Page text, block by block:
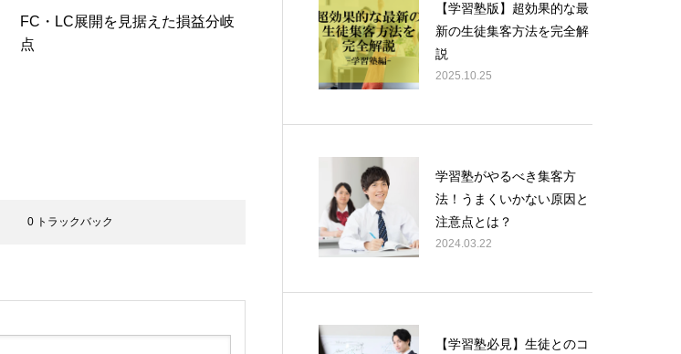
FC・LC展開を見据えた損益分岐
点
0 トラックバック
【学習塾版】超効果的な最
新の生徒集客方法を完全解
説
2025.10.25
学習塾がやるべき集客方
法！うまくいかない原因と
注意点とは？
2024.03.22
【学習塾必見】生徒とのコ